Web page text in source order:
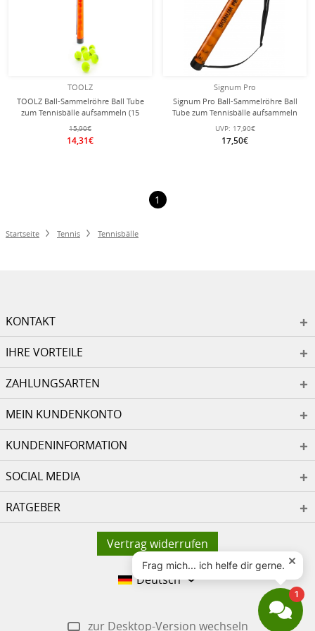
TOOLZ
TOOLZ Ball-Sammelröhre Ball Tube
zum Tennisbälle aufsammeln (15
Bälle) orange
15,90€
14,31€
Signum Pro
Signum Pro Ball-Sammelröhre Ball
Tube zum Tennisbälle aufsammeln
(15 Bälle)
UVP: 17,90€
17,50€
1
Startseite Tennis Tennisbälle
KONTAKT
IHRE VORTEILE
ZAHLUNGSARTEN
MEIN KUNDENKONTO
KUNDENINFORMATION
SOCIAL MEDIA
RATGEBER
Vertrag widerrufen
Deutsch
zur Desktop-Version wechseln